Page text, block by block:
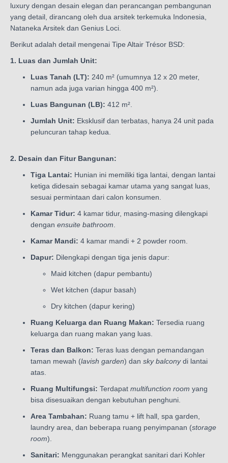
luxury dengan desain elegan dan perancangan pembangunan
yang detail, dirancang oleh dua arsitek terkemuka Indonesia,
Nataneka Arsitek dan Genius Loci.
Berikut adalah detail mengenai Tipe Altair Trésor BSD:
1. Luas dan Jumlah Unit:
Luas Tanah (LT): 240 m² (umumnya 12 x 20 meter,
namun ada juga varian hingga 400 m²).
Luas Bangunan (LB): 412 m².
Jumlah Unit: Eksklusif dan terbatas, hanya 24 unit pada
peluncuran tahap kedua.
2. Desain dan Fitur Bangunan:
Tiga Lantai: Hunian ini memiliki tiga lantai, dengan lantai
ketiga didesain sebagai kamar utama yang sangat luas,
sesuai permintaan dari calon konsumen.
Kamar Tidur: 4 kamar tidur, masing-masing dilengkapi
dengan ensuite bathroom.
Kamar Mandi: 4 kamar mandi + 2 powder room.
Dapur: Dilengkapi dengan tiga jenis dapur:
Maid kitchen (dapur pembantu)
Wet kitchen (dapur basah)
Dry kitchen (dapur kering)
Ruang Keluarga dan Ruang Makan: Tersedia ruang
keluarga dan ruang makan yang luas.
Teras dan Balkon: Teras luas dengan pemandangan
taman mewah (lavish garden) dan sky balconydi lantai
atas.
Ruang Multifungsi: Terdapat multifunction room yang
bisa disesuaikan dengan kebutuhan penghuni.
Area Tambahan: Ruang tamu + lift hall, spa garden,
laundry area, dan beberapa ruang penyimpanan (storage
room).
Sanitari: Menggunakan perangkat sanitari dari Kohler